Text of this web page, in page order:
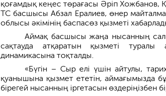
қоғамдық кеңес төрағасы Әріп Хожбанов,
ТС басшысы Абзал Ералиев, өнер
облысы әкімінің баспасөз қызметі
Аймақ басшысы жаңа нысанның
сақтауда атқаратын қызметі
динамикасына тоқталды.
«Бүгін – Сыр елі үшін айтулы,
қуанышына қызмет ететін, аймағымызда
бірегей нысанның іргетасын өздеріңізбен